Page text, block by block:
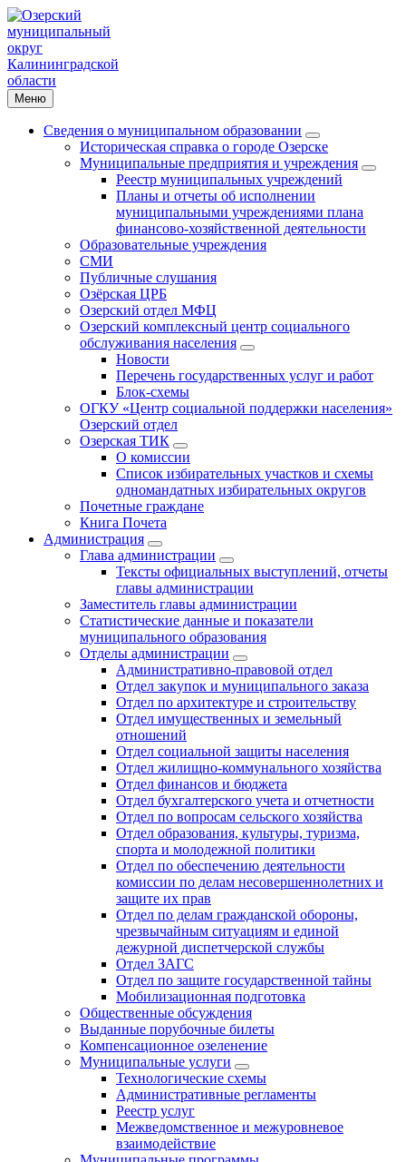
Меню
Сведения о муниципальном образовании
Историческая справка о городе Озерске
Муниципальные предприятия и учреждения
Реестр муниципальных учреждений
Планы и отчеты об исполнении
муниципальными учреждениями плана
финансово-хозяйственной деятельности
Образовательные учреждения
СМИ
Публичные слушания
Озёрская ЦРБ
Озерский отдел МФЦ
Озерский комплексный центр социального
обслуживания населения
Новости
Перечень государственных услуг и работ
Блок-схемы
ОГКУ «Центр социальной поддержки населения»
Озерский отдел
Озерская ТИК
О комиссии
Список избирательных участков и схемы
одномандатных избирательных округов
Почетные граждане
Книга Почета
Администрация
Глава администрации
Тексты официальных выступлений, отчеты
главы администрации
Заместитель главы администрации
Статистические данные и показатели
муниципального образования
Отделы администрации
Административно-правовой отдел
Отдел закупок и муниципального заказа
Отдел по архитектуре и строительству
Отдел имущественных и земельный
отношений
Отдел социальной защиты населения
Отдел жилищно-коммунального хозяйства
Отдел финансов и бюджета
Отдел бухгалтерского учета и отчетности
Отдел по вопросам сельского хозяйства
Отдел образования, культуры, туризма,
спорта и молодежной политики
Отдел по обеспечению деятельности
комиссии по делам несовершеннолетних и
защите их прав
Отдел по делам гражданской обороны,
чрезвычайным ситуациям и единой
дежурной диспетчерской службы
Отдел ЗАГС
Отдел по защите государственной тайны
Мобилизационная подготовка
Общественные обсуждения
Выданные порубочные билеты
Компенсационное озеленение
Муниципальные услуги
Технологические схемы
Административные регламенты
Реестр услуг
Межведомственное и межуровневое
взаимодействие